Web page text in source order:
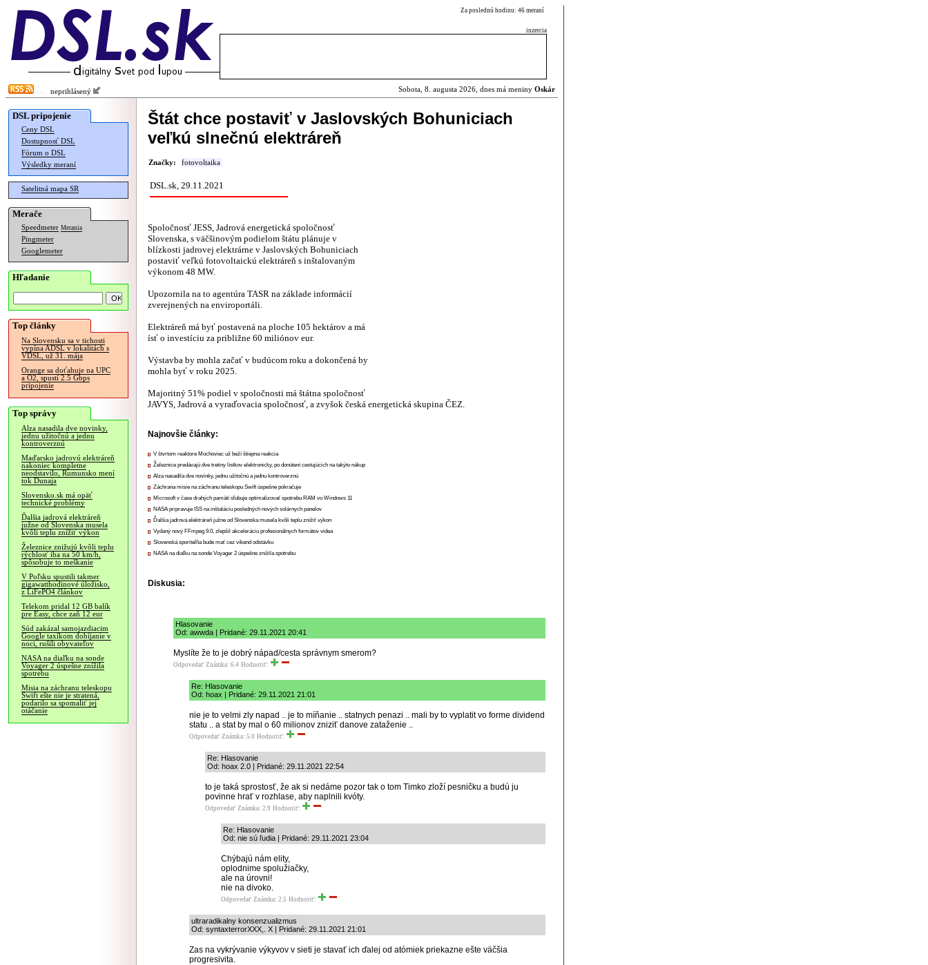
Za poslednú hodinu: 46 meraní
inzercia
neprihlásený Sobota, 8. augusta 2026, dnes má meniny Oskár
DSL pripojenie
Ceny DSL
Dostupnosť DSL
Fórum o DSL
Výsledky meraní
Satelitná mapa SR
Merače
Speedmeter Merania
Pingmeter
Googlemeter
Hľadanie
Top články
Na Slovensku sa v tichosti
vypína ADSL v lokalitách s
VDSL, už 31. mája
Orange sa doťahuje na UPC
a O2, spustí 2.5 Gbps
pripojenie
Top správy
Alza nasadila dve novinky,
jednu užitočnú a jednu
kontroverznú
Maďarsko jadrovú elektráreň
nakoniec kompletne
neodstavilo, Rumunsko mení
tok Dunaja
Slovensko.sk má opäť
technické problémy
Ďalšia jadrová elektráreň
južne od Slovenska musela
kvôli teplu znížiť výkon
Železnice znižujú kvôli teplu
rýchlosť iba na 50 km/h,
spôsobuje to meškanie
V Poľsku spustili takmer
gigawatthodinové úložisko,
z LiFePO4 článkov
Telekom pridal 12 GB balík
pre Easy, chce zaň 12 eur
Súd zakázal samojazdiacim
Google taxíkom dobíjanie v
noci, rušili obyvateľov
NASA na diaľku na sonde
Voyager 2 úspešne znížila
spotrebu
Misia na záchranu teleskopu
Swift ešte nie je stratená,
podarilo sa spomaliť jej
otáčanie
Štát chce postaviť v Jaslovských Bohuniciach
veľkú slnečnú elektráreň
Značky: fotovoltaika
DSL.sk, 29.11.2021
Spoločnosť JESS, Jadrová energetická spoločnosť
Slovenska, s väčšinovým podielom štátu plánuje v
blízkosti jadrovej elektrárne v Jaslovských Bohuniciach
postaviť veľkú fotovoltaickú elektráreň s inštalovaným
výkonom 48 MW.
Upozornila na to agentúra TASR na základe informácií
zverejnených na enviroportáli.
Elektráreň má byť postavená na ploche 105 hektárov a má
ísť o investíciu za približne 60 miliónov eur.
Výstavba by mohla začať v budúcom roku a dokončená by
mohla byť v roku 2025.
Majoritný 51% podiel v spoločnosti má štátna spoločnosť
JAVYS, Jadrová a vyraďovacia spoločnosť, a zvyšok česká energetická skupina ČEZ.
Najnovšie články:
V štvrtom reaktore Mochoviec už beží štiepna reakcia
Železnice predávajú dve tretiny lístkov elektronicky, po donútení cestujúcich na takýto nákup
Alza nasadila dve novinky, jednu užitočnú a jednu kontroverznú
Záchrana misie na záchranu teleskopu Swift úspešne pokračuje
Microsoft v čase drahých pamätí sľubuje optimalizovať spotrebu RAM vo Windows 11
NASA pripravuje ISS na inštaláciu posledných nových solárnych panelov
Ďalšia jadrová elektráreň južne od Slovenska musela kvôli teplu znížiť výkon
Vydaný nový FFmpeg 9.0, zlepšil akceleráciu profesionálnych formátov videa
Slovenská sporiteľňa bude mať cez víkend odstávku
NASA na diaľku na sonde Voyager 2 úspešne znížila spotrebu
Diskusia:
Hlasovanie
Od: awwda | Pridané: 29.11.2021 20:41
Myslíte že to je dobrý nápad/cesta správnym smerom?
Odpovedať Známka: 6.4 Hodnotiť:
Re: Hlasovanie
Od: hoax | Pridané: 29.11.2021 21:01
nie je to velmi zly napad .. je to míňanie .. statnych penazi .. mali by to vyplatit vo forme dividend
statu .. a stat by mal o 60 milionov zniziť danove zataženie ..
Odpovedať Známka: 5.0 Hodnotiť:
Re: Hlasovanie
Od: hoax 2.0 | Pridané: 29.11.2021 22:54
to je taká sprostosť, že ak si nedáme pozor tak o tom Timko zloží pesničku a budú ju
povinne hrať v rozhlase, aby naplnili kvóty.
Odpovedať Známka: 2.9 Hodnotiť:
Re: Hlasovanie
Od: nie sú ľudia | Pridané: 29.11.2021 23:04
Chýbajú nám elity,
oplodnime spolužiačky,
ale na úrovni!
nie na divoko.
Odpovedať Známka: 2.5 Hodnotiť:
ultraradikalny konsenzualizmus
Od: syntaxterrorXXX,. X | Pridané: 29.11.2021 21:01
Zas na vykrývanie výkyvov v sieti je stavať ich ďalej od atómiek priekazne ešte väčšia
progresivita.